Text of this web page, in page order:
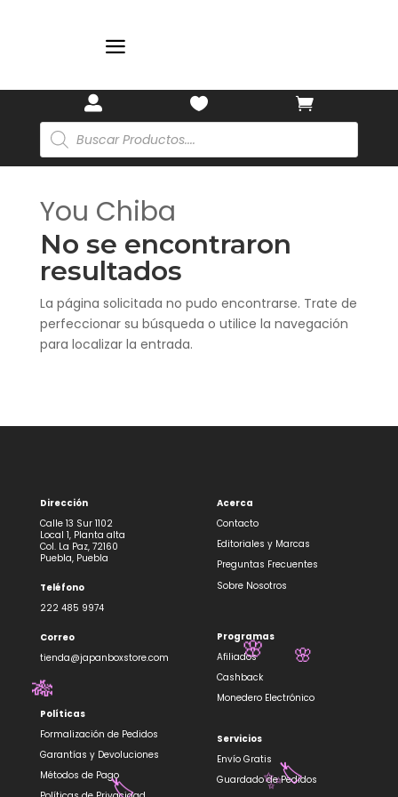
a
 

Búsqueda
de
productos
You Chiba
No se encontraron
resultados
La página solicitada no pudo encontrarse. Trate de
perfeccionar su búsqueda o utilice la navegación
para localizar la entrada.
Dirección
Calle 13 Sur 1102
Local 1, Planta alta
Col. La Paz, 72160
Puebla, Puebla
Teléfono
222 485 9974
Correo
tienda@japanboxstore.com
Políticas
Formalización de Pedidos
Garantías y Devoluciones
Métodos de Pago
Acerca
Contacto
Editoriales y Marcas
Preguntas Frecuentes
Sobre Nosotros
Programas
Afiliados
Cashback
Monedero Electrónico
Servicios
Envío Gratis
Guardado de Pedidos
🏷️
🌸
🎋
🌸